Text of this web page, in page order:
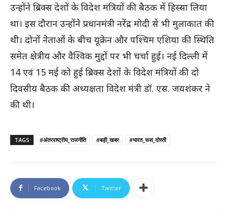
उन्होंने ब्रिक्स देशों के विदेश मंत्रियों की बैठक में हिस्सा लिया
था। इस दौरान उन्होंने प्रधानमंत्री नरेंद्र मोदी से भी मुलाकात की
थी। दोनों नेताओं के बीच यूक्रेन और पश्चिम एशिया की स्थिति
समेत क्षेत्रीय और वैश्विक मुद्दों पर भी चर्चा हुई। नई दिल्ली में
14 एवं 15 मई को हुई ब्रिक्स देशों के विदेश मंत्रियों की दो
दिवसीय बैठक की अध्यक्षता विदेश मंत्री डॉ. एस. जयशंकर ने
की थी।
TAGS #अंतरराष्ट्रीय_राजनीति #बड़ी_खबर #भारत_रूस_दोस्ती
Facebook Twitter